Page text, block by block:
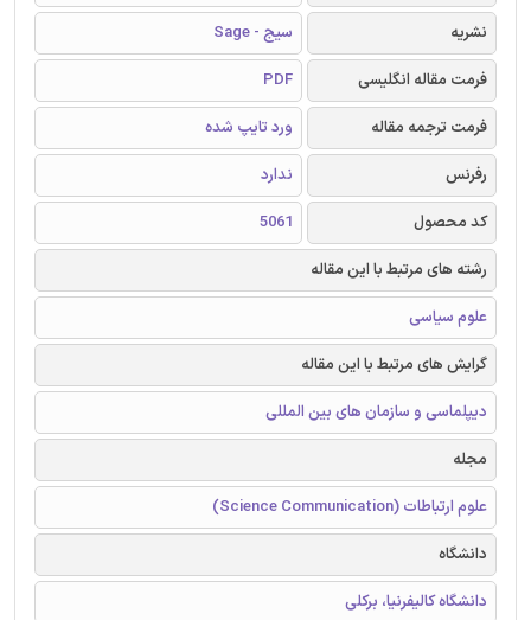
نشریه
سیج - Sage
فرمت مقاله انگلیسی
PDF
فرمت ترجمه مقاله
ورد تایپ شده
رفرنس
ندارد
کد محصول
5061
رشته های مرتبط با این مقاله
علوم سیاسی
گرایش های مرتبط با این مقاله
دیپلماسی و سازمان های بین المللی
مجله
علوم ارتباطات (Science Communication)
دانشگاه
دانشگاه کالیفرنیا، برکلی